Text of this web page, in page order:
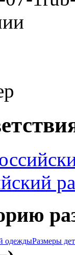
одеждыРазмеры